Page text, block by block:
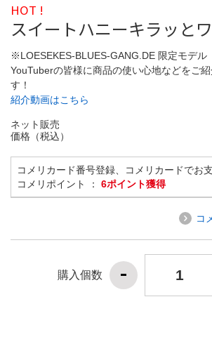
HOT !
スイートハニーキラッと
※LOESEKES-BLUES-GANG.DE 限定モデル
YouTuberの皆様に商品の使い心地などをご
す！
紹介動画はこちら
ネット販売
価格（税込）
コメリカード番号登録、コメリカードでお
コメリポイント ： 6ポイント獲得
コ
購入個数